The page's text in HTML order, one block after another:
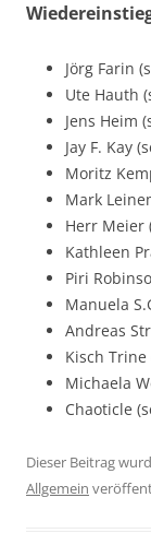
Jörg Farin
Ute Hauth
Jens Heim
Jay F. Kay
Moritz
Mark
Herr Meier
Kathleen
Piri
Manuela
Andreas
Kisch Trine
Michaela
Chaoticle
Dieser Beitrag
Allgemein